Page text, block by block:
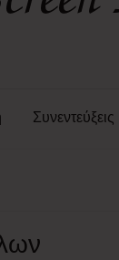
Συνεντεύξεις